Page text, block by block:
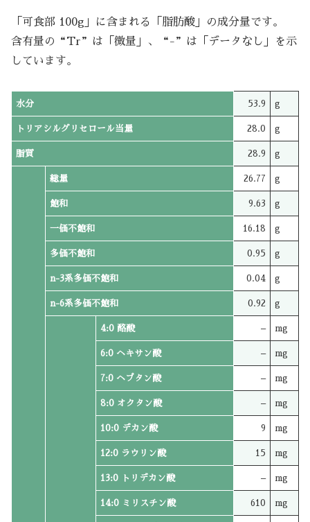
「可食部 100g」に含まれる「脂肪酸」の成分量です。
含有量の“Tr”は「微量」、“-”は「データなし」を示
しています。
水分 53.9 g
トリアシルグリセロール当量 28.0 g
脂質 28.9 g
総量 26.77 g
飽和 9.63 g
一価不飽和 16.18 g
多価不飽和 0.95 g
n-3系多価不飽和 0.04 g
n-6系多価不飽和 0.92 g
4:0 酪酸 – mg
6:0 ヘキサン酸 – mg
7:0 ヘプタン酸 – mg
8:0 オクタン酸 – mg
10:0 デカン酸 9 mg
12:0 ラウリン酸 15 mg
13:0 トリデカン酸 – mg
14:0 ミリスチン酸 610 mg